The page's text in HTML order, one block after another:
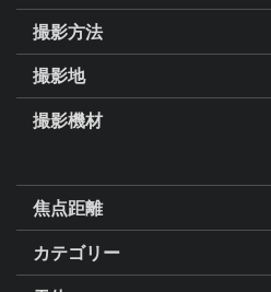
撮影方法
撮影地
撮影機材
焦点距離
カテゴリー